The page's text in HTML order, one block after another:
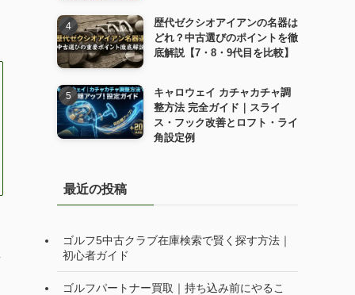
歴代ゼクシオアイアンの名器は
どれ？中古選びのポイントを徹
底解説【7・8・9代目を比較】
キャロウェイ カチャカチャ調
整方法 完全ガイド｜スライ
ス・フック改善とロフト・ライ
角設定例
最近の投稿
ゴルフ5中古クラブ在庫検索で賢く探す方法｜
初心者ガイド
ゴルフパートナー買取｜持ち込み前にやるこ